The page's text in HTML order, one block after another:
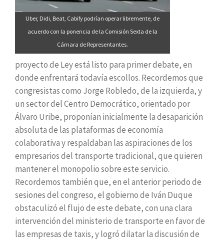
Uber, Didi, Beat, Cabify podrían operar libremente, de
acuerdo con la ponencia de la Comisión Sexta de la
Cámara de Representantes.
proyecto de Ley está listo para primer debate, en
donde enfrentará todavía escollos. Recordemos que
congresistas como Jorge Robledo, de la izquierda, y
un sector del Centro Democrático, orientado por
Álvaro Uribe, proponían inicialmente la desaparición
absoluta de las plataformas de economía
colaborativa y respaldaban las aspiraciones de los
empresarios del transporte tradicional, que quieren
mantener el monopolio sobre este servicio.
Recordemos también que, en el anterior periodo de
sesiones del congreso, el gobierno de Iván Duque
obstaculizó el flujo de este debate, con una clara
intervención del ministerio de transporte en favor de
las empresas de taxis, y logró dilatar la discusión de